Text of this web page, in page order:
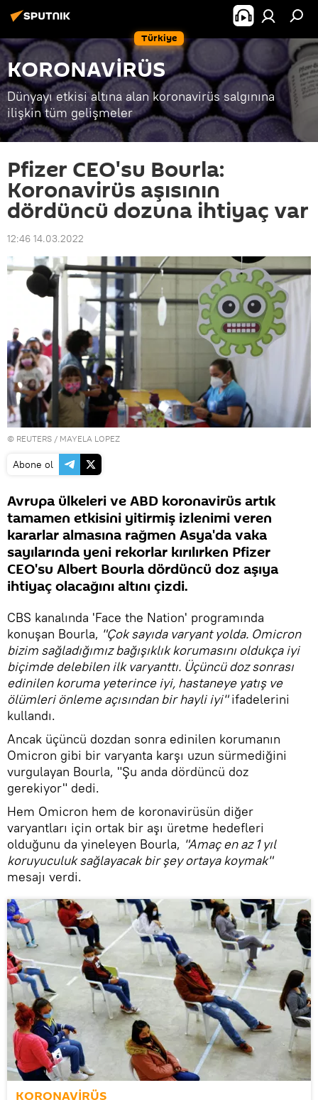
Türkiye
KORONAVİRÜS
Dünyayı etkisi altına alan koronavirüs salgınına
ilişkin tüm gelişmeler
Pfizer CEO'su Bourla:
Koronavirüs aşısının
dördüncü dozuna ihtiyaç var
12:46 14.03.2022
© REUTERS / MAYELA LOPEZ
Abone ol
Avrupa ülkeleri ve ABD koronavirüs artık
tamamen etkisini yitirmiş izlenimi veren
kararlar almasına rağmen Asya'da vaka
sayılarında yeni rekorlar kırılırken Pfizer
CEO'su Albert Bourla dördüncü doz aşıya
ihtiyaç olacağını altını çizdi.
CBS kanalında 'Face the Nation' programında
konuşan Bourla, "Çok sayıda varyant yolda. Omicron
bizim sağladığımız bağışıklık korumasını oldukça iyi
biçimde delebilen ilk varyanttı. Üçüncü doz sonrası
edinilen koruma yeterince iyi, hastaneye yatış ve
ölümleri önleme açısından bir hayli iyi"ifadelerini
kullandı.
Ancak üçüncü dozdan sonra edinilen korumanın
Omicron gibi bir varyanta karşı uzun sürmediğini
vurgulayan Bourla, "Şu anda dördüncü doz
gerekiyor" dedi.
Hem Omicron hem de koronavirüsün diğer
varyantları için ortak bir aşı üretme hedefleri
olduğunu da yineleyen Bourla, "Amaç en az 1 yıl
koruyuculuk sağlayacak bir şey ortaya koymak"
mesajı verdi.
KORONAVİRÜS